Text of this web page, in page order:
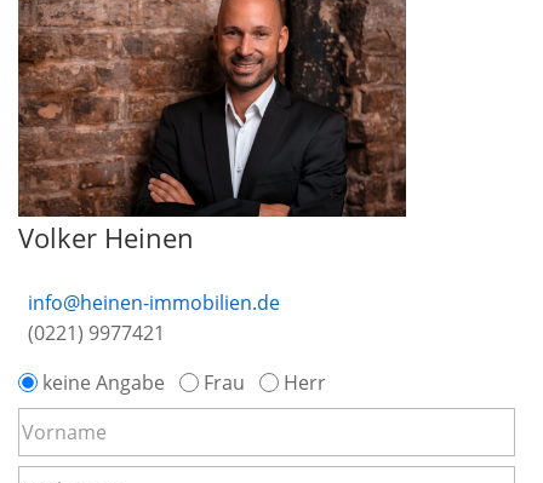
Volker Heinen
info@heinen-immobilien.de
(0221) 9977421
keine Angabe
Frau Herr